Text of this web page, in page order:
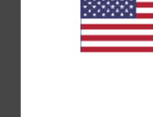
recycelte Baumwolle